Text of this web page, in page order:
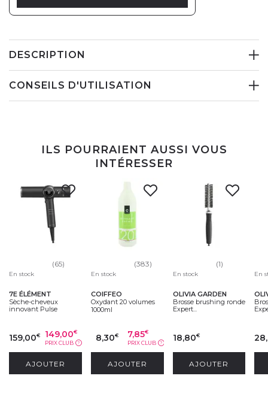
DESCRIPTION
CONSEILS D'UTILISATION
ILS POURRAIENT AUSSI VOUS
INTÉRESSER
(65)
En stock
7E ÉLÉMENT
Sèche-cheveux
innovant Pulse
159,00€ 149,00€
PRIX CLUB ?
AJOUTER
(383)
En stock
COIFFEO
Oxydant 20 volumes
1000ml
8,30€ 7,85€
PRIX CLUB ?
AJOUTER
(1)
En stock
OLIVIA GARDEN
Brosse brushing ronde
Expert...
18,80€
AJOUTER
En